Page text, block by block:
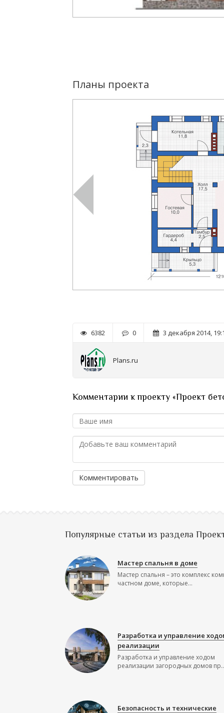
Планы проекта
6382 0 3 декабря 2014,
Plans.ru
Комментарии к проекту «Проект
Комментировать
Популярные статьи из раздела
Мастер спальня в доме
Мастер спальня – это комплекс
частном доме, которые...
Разработка и управление
реализации
Разработка и управление ходом
реализации загородных домов
Безопасность и технические